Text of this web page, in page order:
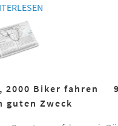
2000 Biker fahren
guten Zweck